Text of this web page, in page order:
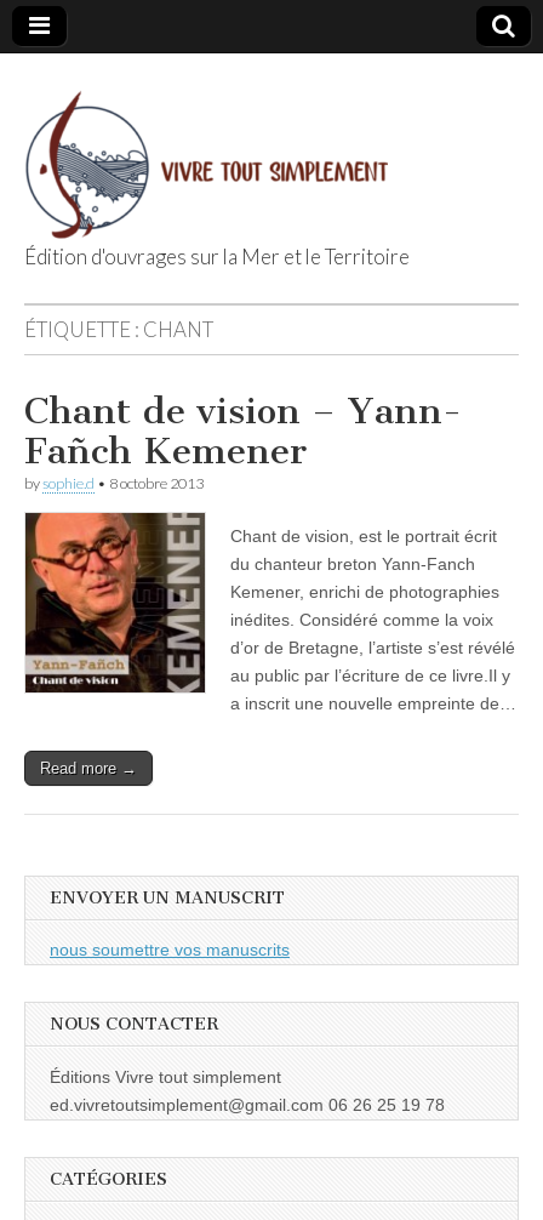
Editions Vivre
Tout
Simplement
Édition d'ouvrages sur la Mer et le Territoire
ÉTIQUETTE : CHANT
Chant de vision – Yann-
Fañch Kemener
bysophie.d • 8 octobre 2013
Chant de vision, est le portrait écrit
du chanteur breton Yann-Fanch
Kemener, enrichi de photographies
inédites. Considéré comme la voix
d’or de Bretagne, l’artiste s’est révélé
au public par l’écriture de ce livre.Il y
a inscrit une nouvelle empreinte de…
Read more →
ENVOYER UN MANUSCRIT
nous soumettre vos manuscrits
NOUS CONTACTER
Éditions Vivre tout simplement
ed.vivretoutsimplement@gmail.com 06 26 25 19 78
CATÉGORIES